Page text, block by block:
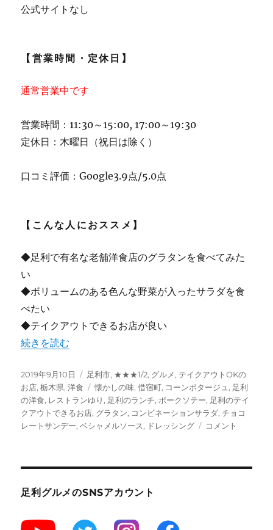
公式サイトなし
【営業時間・定休日】
通常営業中です
営業時間：11:30～15:00, 17:00～19:30
定休日：木曜日（祝日は除く）
口コミ評価：Google3.9点/5.0点
【こんな人におススメ】
◆足利で有名な老舗洋食店のグラタンを食べてみた
い
◆ボリュームのある色んな野菜が入ったサラダを食
べたい
◆テイクアウトできるお店が良い
“【足利】グラタンとサラダが美味しい!”レストラン
続きを読む
投
稿
日:
2019年9月10日
カ
テ
ゴ
リ
ー
足利市, ★★★1/2, グルメ, テイクアウトOKの
お店,栃木県,洋食
タ
グ
懐かしの味,借宿町, コーンポタージュ , 足利
の洋食, レストランゆり , 足利のランチ, ポークソテー, 足利のテイ
クアウトできるお店, グラタン, コンビネーションサラダ,チョコ
レートサンデー,ベシャメルソース, ドレッシング
【足
コメント
足利グルメのSNSアカウント